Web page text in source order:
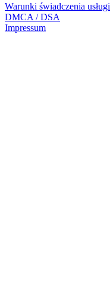
Warunki świadczenia usługi
DMCA / DSA
Impressum